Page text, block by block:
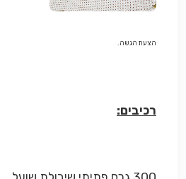
הצעת הגשה.
רכיבים: